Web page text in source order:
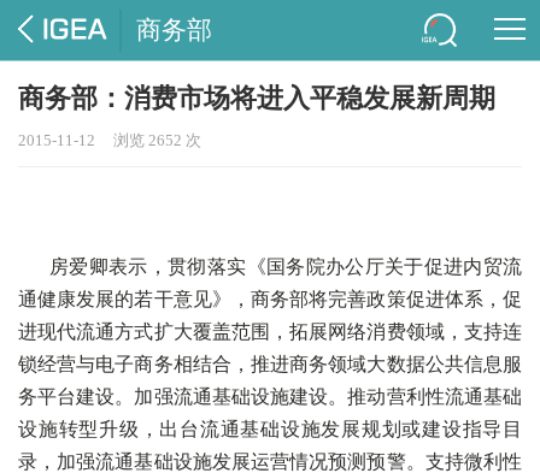
商务部
商务部：消费市场将进入平稳发展新周期
2015-11-12 浏览 2652 次
房爱卿表示，贯彻落实《国务院办公厅关于促进内贸流
通健康发展的若干意见》，商务部将完善政策促进体系，促
进现代流通方式扩大覆盖范围，拓展网络消费领域，支持连
锁经营与电子商务相结合，推进商务领域大数据公共信息服
务平台建设。加强流通基础设施建设。推动营利性流通基础
设施转型升级，出台流通基础设施发展规划或建设指导目
录，加强流通基础设施发展运营情况预测预警。支持微利性